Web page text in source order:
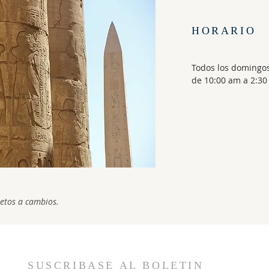
a cambios.
HORARIO
Todos los
de 10:00 am a
SUSCRIBASE AL BOLETIN